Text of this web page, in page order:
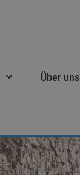
Über uns